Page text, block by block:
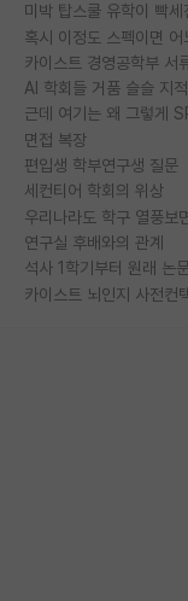
미박 탑스쿨 유학이 빡세
혹시 이정도 스펙이면
카이스트 경영공학부 서
AI 학회들 거품 슬슬 지
근데 여기는 왜 그렇게
면접 복장
편입생 학부연구생 질문
세컨티어 학회의 위상
연구실 후배와의 관계
석사 1학기부터 원래 논
카이스트 뇌인지 사전컨